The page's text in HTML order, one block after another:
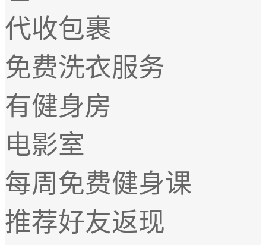
代收包裹
免费洗衣服务
有健身房
电影室
每周免费健身课
推荐好友返现